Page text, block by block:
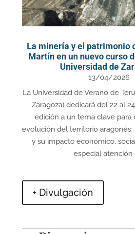
La minería y el patrimonio
Martín en un nuevo curso
Universidad de
13/04/2026
La Universidad de Verano de
Zaragoza) dedicará del 22 al
edición a un tema clave para
evolución del territorio aragonés:
y su impacto económico,
especial atención
+ Divulgación